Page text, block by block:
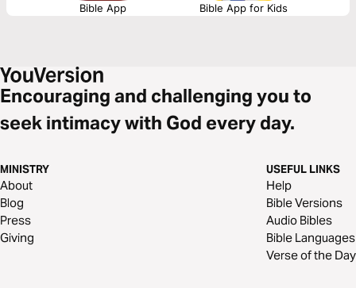
Bible App Bible App for Kids
Encouraging and challenging you to
seek intimacy with God every day.
MINISTRY
About
Blog
Press
Giving
USEFUL LINKS
Help
Bible Versions
Audio Bibles
Bible Languages
Verse of the Day